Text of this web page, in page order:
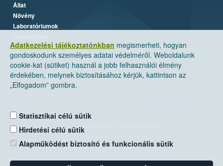
Adatkezelési tájékoztatónkban megismerheti, hogyan
gondoskodunk személyes adatai védelméről. Weboldalunk
cookie-kat (sütiket) használ a jobb felhasználói élmény
érdekében, melynek biztosításához kérjük, kattintson az
„Elfogadom” gombra.
Statisztikai célú sütik
Hirdetési célú sütik
Alapműködést biztosító és funkcionális sütik
Állat
Növény
Laboratóriumok
Nemzeti Élelmiszerlánc-biztonsági Hivatal
Levelezési cím: 1525 Budapest. Pf. 30.